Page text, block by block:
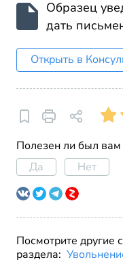
Образец
дать
Открыть в
Полезен ли был вам
Да
Нет
Посмотрите другие
раздела: